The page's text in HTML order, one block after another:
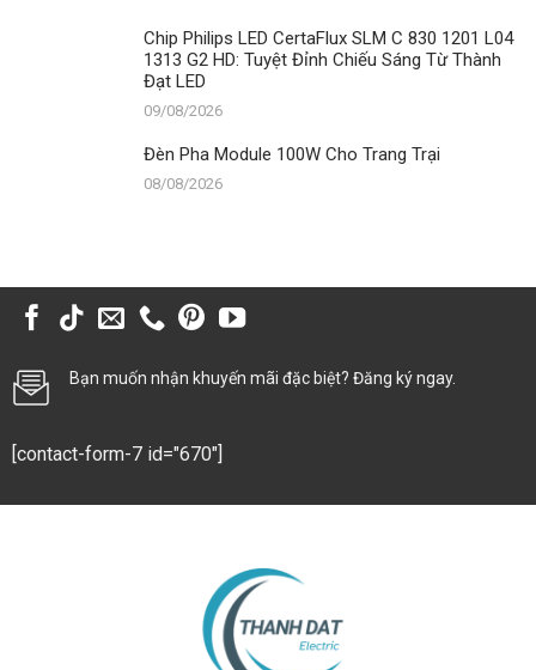
Chip Philips LED CertaFlux SLM C 830 1201 L04
1313 G2 HD: Tuyệt Đỉnh Chiếu Sáng Từ Thành
Đạt LED
09/08/2026
Đèn Pha Module 100W Cho Trang Trại
08/08/2026
Bạn muốn nhận khuyến mãi đặc biệt? Đăng ký ngay.
[contact-form-7 id="670"]